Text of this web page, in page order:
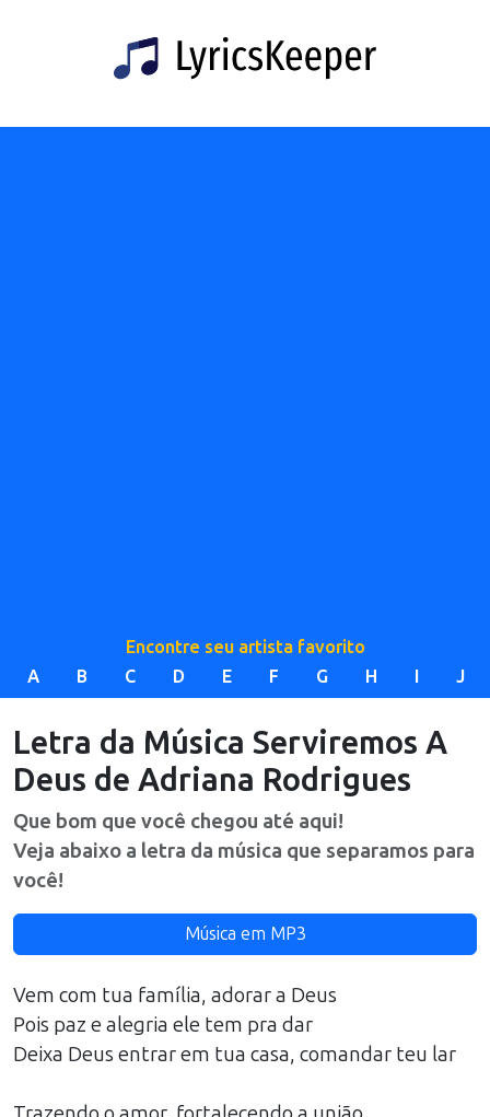
Encontre seu artista favorito
A
B C D E F G H I J
Letra da Música Serviremos A
Deus de Adriana Rodrigues
Que bom que você chegou até aqui!
Veja abaixo a letra da música que separamos para
você!
Música em MP3
Vem com tua família, adorar a Deus
Pois paz e alegria ele tem pra dar
Deixa Deus entrar em tua casa, comandar teu lar